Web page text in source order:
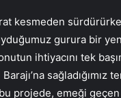
kesmeden
gurura bir
ihtiyacını tek
projede, emeği